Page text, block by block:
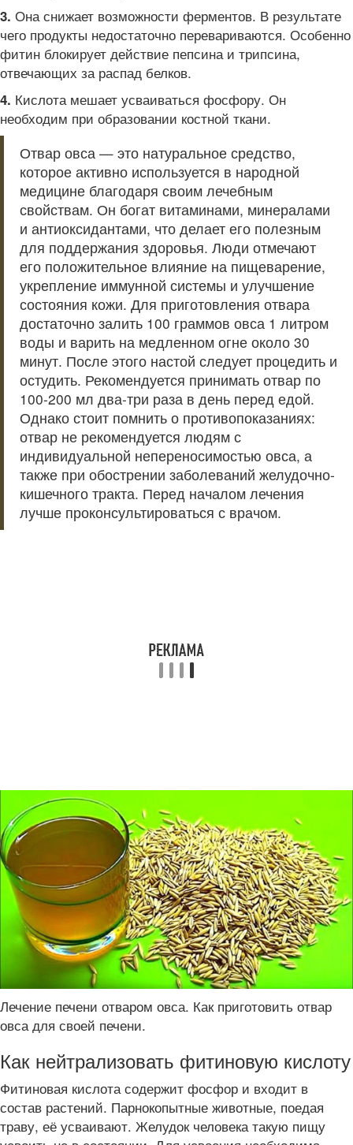
3. Она снижает возможности ферментов. В результате
чего продукты недостаточно перевариваются. Особенно
фитин блокирует действие пепсина и трипсина,
отвечающих за распад белков.
4. Кислота мешает усваиваться фосфору. Он
необходим при образовании костной ткани.
Отвар овса — это натуральное средство,
которое активно используется в народной
медицине благодаря своим лечебным
свойствам. Он богат витаминами, минералами
и антиоксидантами, что делает его полезным
для поддержания здоровья. Люди отмечают
его положительное влияние на пищеварение,
укрепление иммунной системы и улучшение
состояния кожи. Для приготовления отвара
достаточно залить 100 граммов овса 1 литром
воды и варить на медленном огне около 30
минут. После этого настой следует процедить и
остудить. Рекомендуется принимать отвар по
100-200 мл два-три раза в день перед едой.
Однако стоит помнить о противопоказаниях:
отвар не рекомендуется людям с
индивидуальной непереносимостью овса, а
также при обострении заболеваний желудочно-
кишечного тракта. Перед началом лечения
лучше проконсультироваться с врачом.
Лечение печени отваром овса. Как приготовить отвар
овса для своей печени.
Как нейтрализовать фитиновую кислоту
Фитиновая кислота содержит фосфор и входит в
состав растений. Парнокопытные животные, поедая
траву, её усваивают. Желудок человека такую пищу